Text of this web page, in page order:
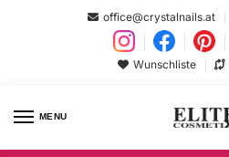
office@crystalnails.at
Wunschliste
MENU